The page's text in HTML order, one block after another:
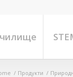
/ Продукти /